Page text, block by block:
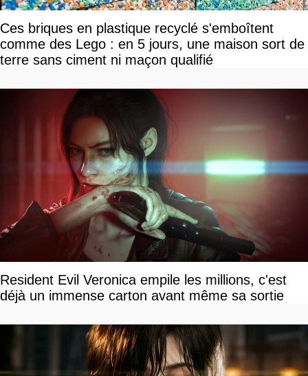
Ces briques en plastique recyclé s'emboîtent
comme des Lego : en 5 jours, une maison sort de
terre sans ciment ni maçon qualifié
Resident Evil Veronica empile les millions, c'est
déjà un immense carton avant même sa sortie